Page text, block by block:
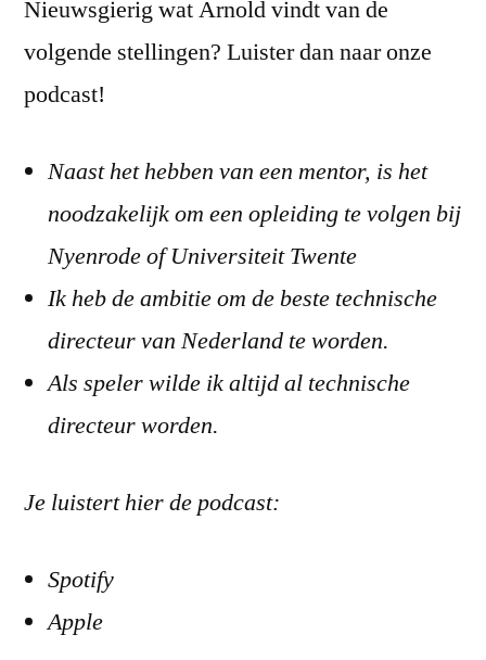
Nieuwsgierig wat Arnold vindt van de
volgende stellingen? Luister dan naar onze
podcast!
Naast het hebben van een mentor, is het
noodzakelijk om een opleiding te volgen bij
Nyenrode of Universiteit Twente
Ik heb de ambitie om de beste technische
directeur van Nederland te worden.
Als speler wilde ik altijd al technische
directeur worden.
Je luistert hier de podcast:
Spotify
Apple